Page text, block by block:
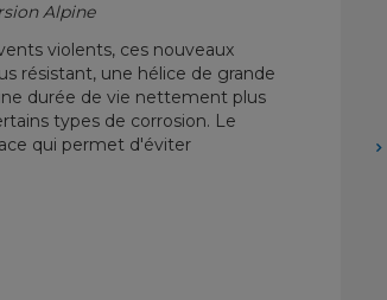
Alpine
violents, ces nouveaux
résistant, une hélice de grande
durée de vie nettement plus
types de corrosion. Le
qui permet d'éviter